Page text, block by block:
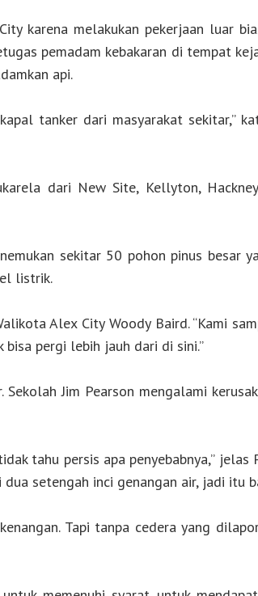
karena melakukan pekerjaan luar
pemadam kebakaran di tempat
api.
tanker dari masyarakat sekitar,”
dari New Site, Kellyton,
sekitar 50 pohon pinus besar
listrik.
Alex City Woody Baird. “Kami
pergi lebih jauh dari di sini.”
Jim Pearson mengalami
tahu persis apa penyebabnya,” jelas
setengah inci genangan air, jadi itu
Tapi tanpa cedera yang